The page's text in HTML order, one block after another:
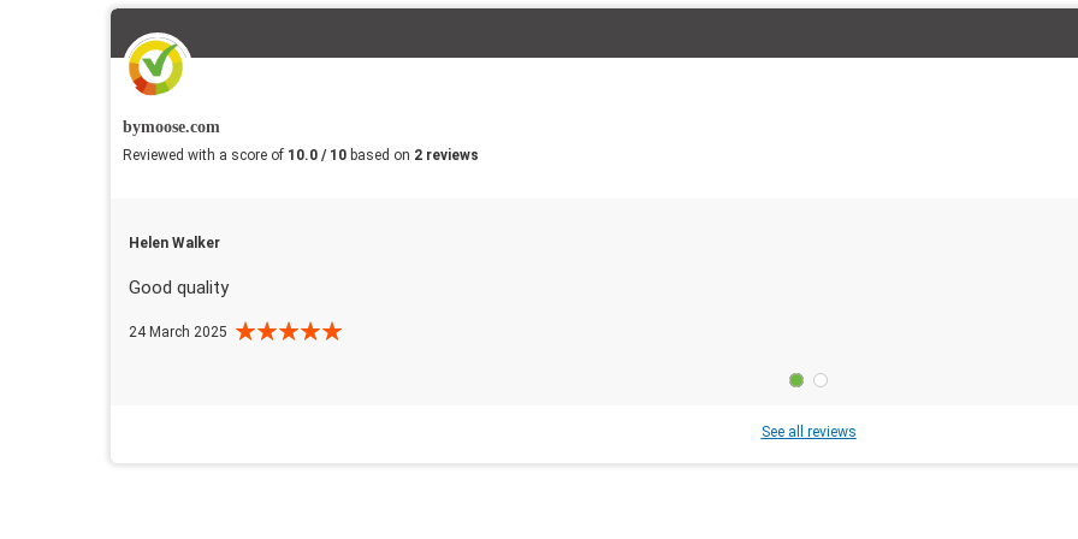
bymoose.com
Reviewed with a score of 10.0 / 10 based on 2 reviews
Helen Walker
Good quality
24 March 2025
See all reviews